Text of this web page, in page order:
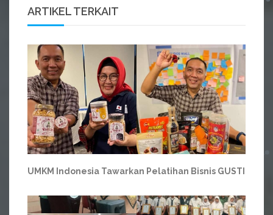
ARTIKEL TERKAIT
UMKM Indonesia Tawarkan Pelatihan Bisnis GUSTI